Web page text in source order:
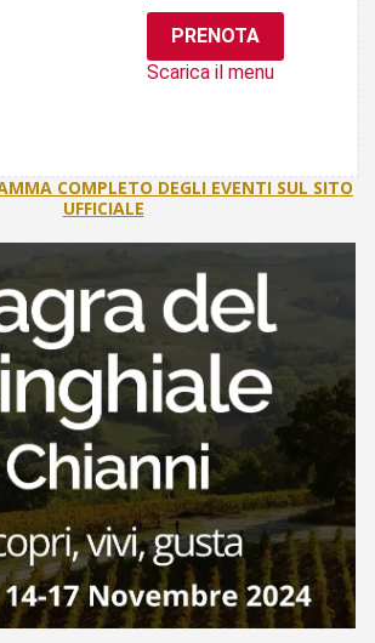
PRENOTA
Scarica il menu
COMPLETO DEGLI EVENTI SUL SITO
UFFICIALE